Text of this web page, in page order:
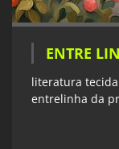
ENTRE
literatura
entrelinha da